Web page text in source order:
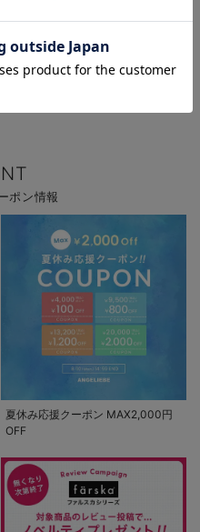
を確認する
ポン情報
夏休み応援クーポン MAX2,000円
OFF